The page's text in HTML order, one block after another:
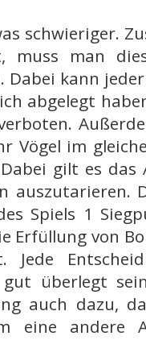
schwieriger.
muss man
Dabei kann
abgelegt
Vögel im
gilt es das
auszutarieren.
Spiels 1
Erfüllung von
Jede
gut überlegt
auch dazu,
eine andere